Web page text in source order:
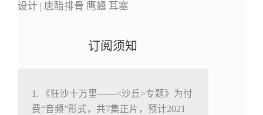
设计 | 唐醋排骨 鹰翘 耳塞
订阅须知
1. 《狂沙十万里——<沙丘>专题》为付
费“音频”形式，共7集正片，预计2021